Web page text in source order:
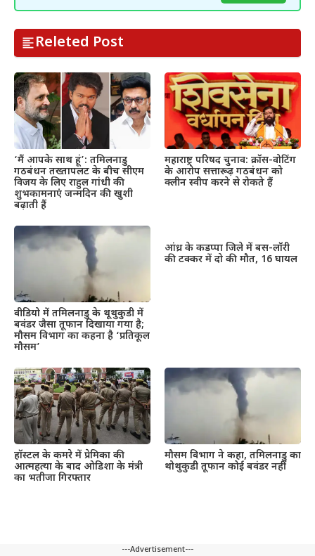
Releted Post
‘मैं आपके साथ हूं’: तमिलनाडु
गठबंधन तख्तापलट के बीच सीएम
विजय के लिए राहुल गांधी की
शुभकामनाएं जन्मदिन की खुशी
बढ़ाती हैं
महाराष्ट्र परिषद चुनाव: क्रॉस-वोटिंग
के आरोप सत्तारूढ़ गठबंधन को
क्लीन स्वीप करने से रोकते हैं
वीडियो में तमिलनाडु के थूथुकुडी में
बवंडर जैसा तूफान दिखाया गया है;
मौसम विभाग का कहना है ‘प्रतिकूल
मौसम’
आंध्र के कडप्पा जिले में बस-लॉरी
की टक्कर में दो की मौत, 16 घायल
हॉस्टल के कमरे में प्रेमिका की
आत्महत्या के बाद ओडिशा के मंत्री
का भतीजा गिरफ्तार
मौसम विभाग ने कहा, तमिलनाडु का
थोथुकुडी तूफान कोई बवंडर नहीं
---Advertisement---